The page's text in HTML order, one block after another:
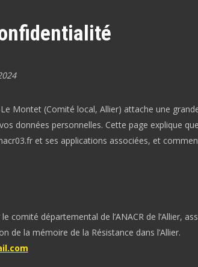
Montet (Comité local, Allier) attache une
données personnelles. Cette page explique
et ses applications associées, et
comité départemental de l’ANACR de l’Allier,
de la mémoire de la Résistance dans l’Allier.